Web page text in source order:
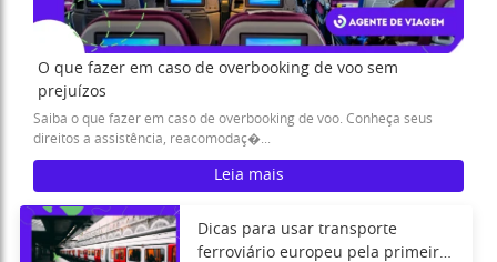
O que fazer em caso de overbooking de voo sem
prejuízos
Saiba o que fazer em caso de overbooking de voo. Conheça seus
direitos a assistência, reacomodaç�...
Leia mais
Dicas para usar transporte
ferroviário europeu pela primeira